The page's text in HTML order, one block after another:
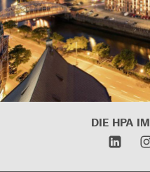
DIE HPA IM